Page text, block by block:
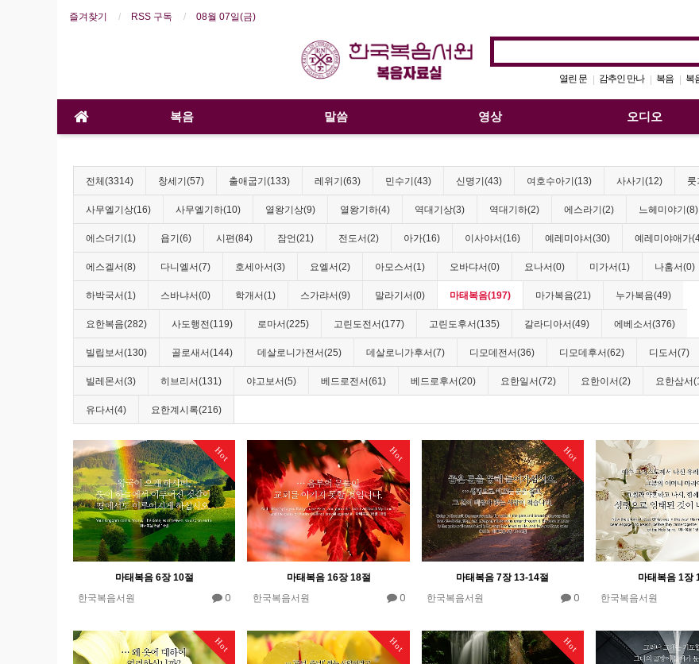
즐겨찾기 RSS 구독 08월 07일(금)
열린 문 | 감추인 만나 | 복음 | 복
복음 말씀 영상 오디오
전체(3314) 창세기(57) 출애굽기(133) 레위기(63) 민수기(43) 신명기(43) 여호수아기(13) 사사기(12) 룻
사무엘기상(16) 사무엘기하(10) 열왕기상(9) 열왕기하(4) 역대기상(3) 역대기하(2) 에스라기(2) 느헤미야기(8)
에스더기(1) 욥기(6) 시편(84) 잠언(21) 전도서(2) 아가(16) 이사야서(16) 예레미야서(30) 예레미야애가
에스겔서(8) 다니엘서(7) 호세아서(3) 요엘서(2) 아모스서(1) 오바댜서(0) 요나서(0) 미가서(1) 나훔서(0)
하박국서(1) 스바냐서(0) 학개서(1) 스가랴서(9) 말라기서(0) 마태복음(197) 마가복음(21) 누가복음(49)
요한복음(282) 사도행전(119) 로마서(225) 고린도전서(177) 고린도후서(135) 갈라디아서(49) 에베소서(376)
빌립보서(130) 골로새서(144) 데살로니가전서(25) 데살로니가후서(7) 디모데전서(36) 디모데후서(62) 디도서(7)
빌레몬서(3) 히브리서(131) 야고보서(5) 베드로전서(61) 베드로후서(20) 요한일서(72) 요한이서(2) 요한삼서
유다서(4) 요한계시록(216)
Hot
마태복음 6장 10절
한국복음서원
0
Hot
마태복음 16장 18절
한국복음서원
0
Hot
마태복음 7장 13-14절
한국복음서원
0
마태복음 1장
한국복음서원
Hot Hot Hot